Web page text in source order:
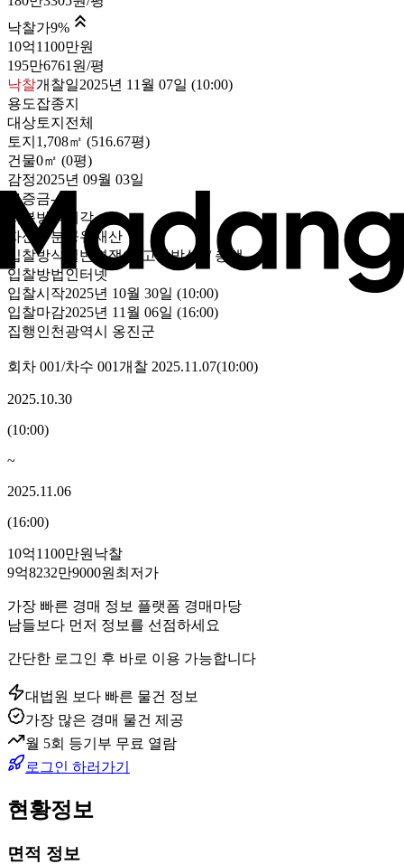
낙찰가9% 
10억1100만원
195만6761원/평
낙찰개찰일2025년 11월 07일 (10:00)
용도잡종지
대상토지전체
토지 1,708㎡ (516.67평)
건물0㎡ (0평)
감정2025년 09월 03일
보증금-
처분방식
매각
자산구분
공유재산
입찰방식
일반경쟁(최고가방식) / 총액
입찰방법인터넷
입찰시작2025년 10월 30일 (10:00)
입찰마감2025년 11월 06일 (16:00)
집행인천광역시 옹진군
회차 001/차수 001개찰 2025.11.07(10:00)
2025.10.30
(10:00)
~
2025.11.06
(16:00)
10억1100만원 낙찰
9억8232만9000원 최저가
가장 빠른 경매 정보 플랫폼 경매마당
남들보다 먼저 정보를 선점하세요
간단한 로그인 후 바로 이용 가능합니다
대법원 보다 빠른 물건 정보
가장 많은 경매 물건 제공
월 5회 등기부 무료 열람
로그인 하러가기
현황정보
면적 정보